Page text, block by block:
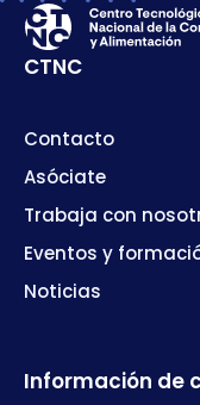
CTNC
Contacto
Asóciate
Trabaja con
Eventos y
Noticias
Información de